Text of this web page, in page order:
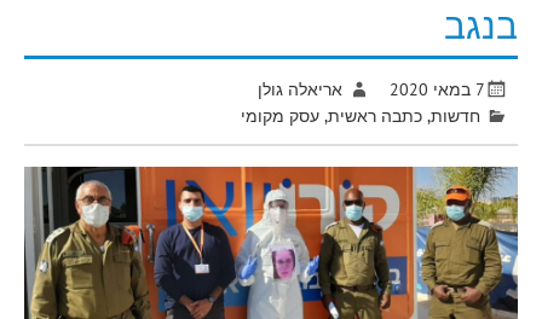
בנגב
7 במאי 2020
אריאלה גולן
חדשות,כתבה ראשית,עסק מקומי